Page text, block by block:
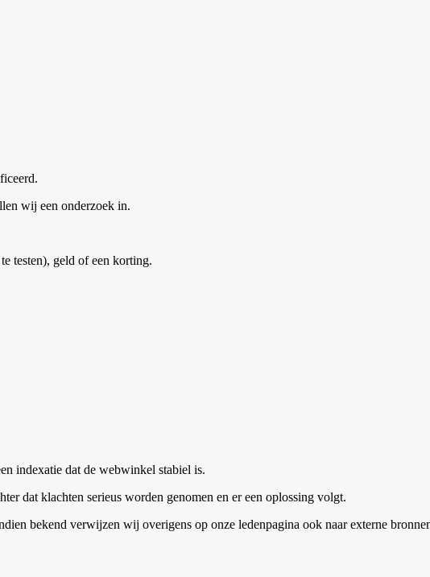
wij een onderzoek in.
testen), geld of een korting.
indexatie dat de webwinkel stabiel is.
dat klachten serieus worden genomen en er een oplossing volgt.
bekend verwijzen wij overigens op onze ledenpagina ook naar externe